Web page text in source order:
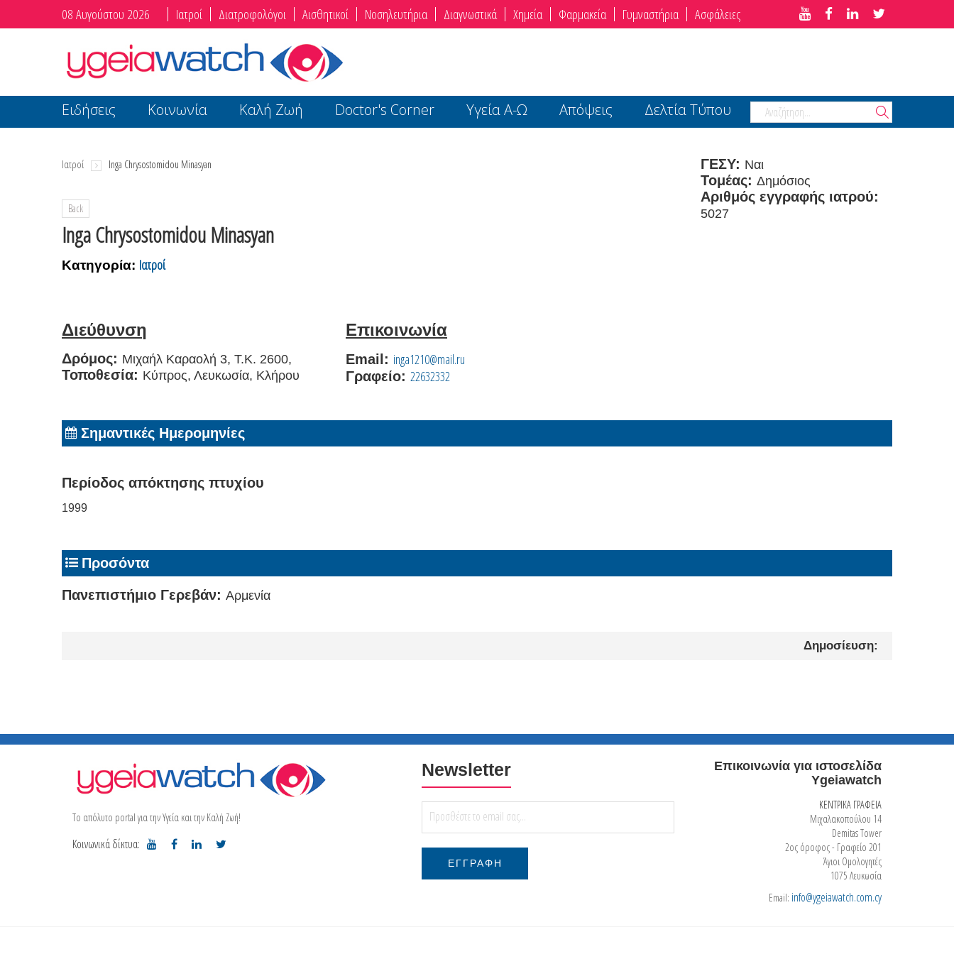
08 Αυγούστου 2026 Ιατροί Διατροφολόγοι Αισθητικοί Νοσηλευτήρια Διαγνωστικά Χημεία Φαρμακεία Γυμναστήρια Ασφάλειες
Ειδήσεις Κοινωνία Καλή Ζωή Doctor's Corner Υγεία Α-Ω Απόψεις Δελτία Τύπου
Ιατροί Inga Chrysostomidou Minasyan
Back
Inga Chrysostomidou Minasyan
Κατηγορία: Ιατροί
ΓΕΣΥ: Ναι
Τομέας: Δημόσιος
Αριθμός εγγραφής ιατρού:
5027
Διεύθυνση
Δρόμος: Μιχαήλ Καραολή 3, T.K. 2600,
Τοποθεσία: Κύπρος, Λευκωσία, Κλήρου
Επικοινωνία
Email: inga1210@mail.ru
Γραφείο: 22632332
Σημαντικές Ημερομηνίες
Περίοδος απόκτησης πτυχίου
1999
Προσόντα
Πανεπιστήμιο Γερεβάν: Αρμενία
Δημοσίευση:
Το απόλυτο portal για την Υγεία και την Καλή Ζωή!
Κοινωνικά δίκτυα:
Newsletter
Επικοινωνία για ιστοσελίδα
Ygeiawatch
ΚΕΝΤΡΙΚΑ ΓΡΑΦΕΙΑ
Μιχαλακοπούλου 14
Demitas Tower
2ος όροφος - Γραφείο 201
Άγιοι Ομολογητές
1075 Λευκωσία
Email: info@ygeiawatch.com.cy